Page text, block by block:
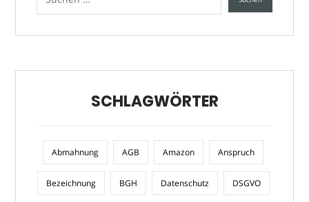
SCHLAGWÖRTER
Abmahnung AGB Amazon Anspruch
Bezeichnung BGH Datenschutz DSGVO